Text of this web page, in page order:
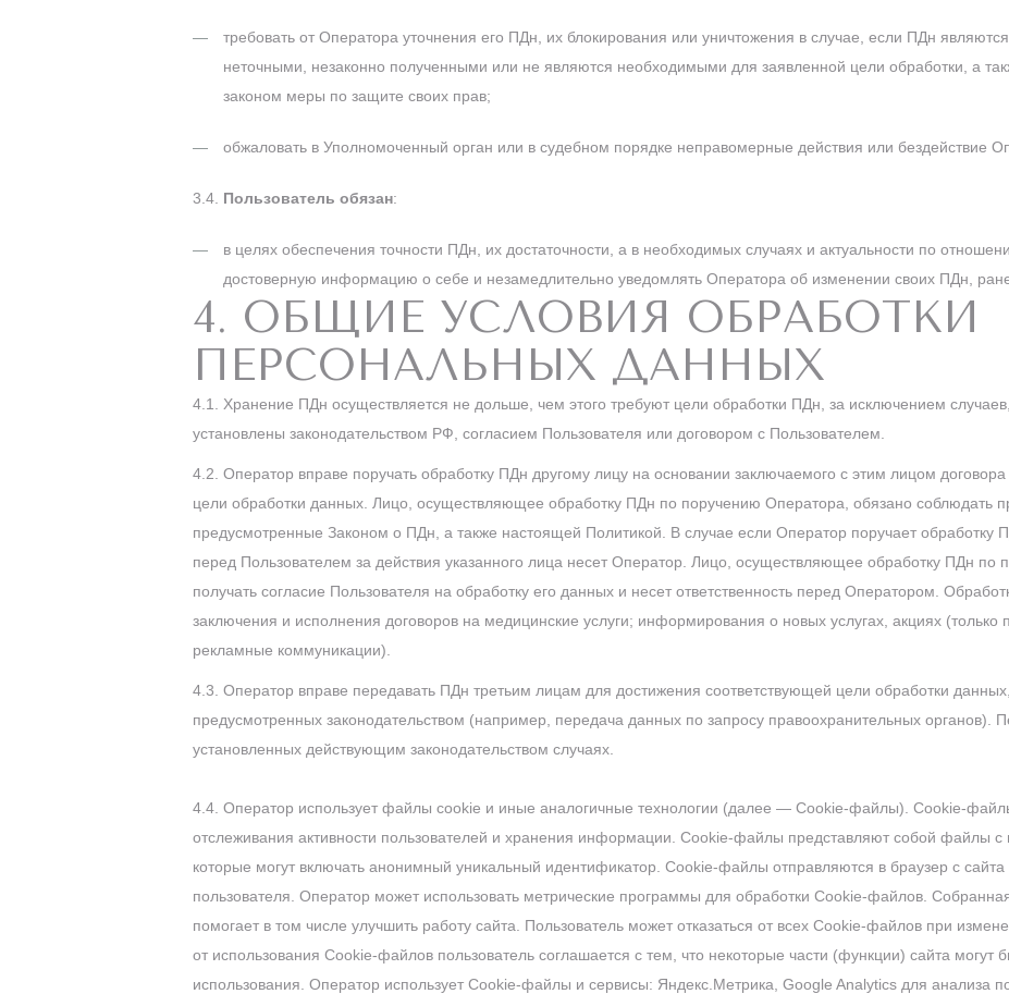
требовать от Оператора уточнения его ПДн, их блокирования или уничтожения в случае, если ПДн
неточными, незаконно полученными или не являются необходимыми для заявленной цели обработки, а
законом меры по защите своих прав;
обжаловать в Уполномоченный орган или в судебном порядке неправомерные действия или бездействие
3.4. Пользователь обязан:
в целях обеспечения точности ПДн, их достаточности, а в необходимых случаях и актуальности по
достоверную информацию о себе и незамедлительно уведомлять Оператора об изменении своих ПДн,
4. ОБЩИЕ УСЛОВИЯ ОБРАБОТКИ
ПЕРСОНАЛЬНЫХ ДАННЫХ
4.1. Хранение ПДн осуществляется не дольше, чем этого требуют цели обработки ПДн, за исключением
установлены законодательством РФ, согласием Пользователя или договором с Пользователем.
4.2. Оператор вправе поручать обработку ПДн другому лицу на основании заключаемого с этим лицом
цели обработки данных. Лицо, осуществляющее обработку ПДн по поручению Оператора, обязано соблюдать
предусмотренные Законом о ПДн, а также настоящей Политикой. В случае если Оператор поручает обработку
перед Пользователем за действия указанного лица несет Оператор. Лицо, осуществляющее обработку ПДн по
получать согласие Пользователя на обработку его данных и несет ответственность перед Оператором.
заключения и исполнения договоров на медицинские услуги; информирования о новых услугах, акциях (только
рекламные коммуникации).
4.3. Оператор вправе передавать ПДн третьим лицам для достижения соответствующей цели обработки данных,
предусмотренных законодательством (например, передача данных по запросу правоохранительных органов).
установленных действующим законодательством случаях.
4.4. Оператор использует файлы cookie и иные аналогичные технологии (далее — Cookie-файлы). Cookie-
отслеживания активности пользователей и хранения информации. Сookie-файлы представляют собой файлы с
которые могут включать анонимный уникальный идентификатор. Cookie-файлы отправляются в браузер с сайта
пользователя. Оператор может использовать метрические программы для обработки Cookie-файлов.
помогает в том числе улучшить работу сайта. Пользователь может отказаться от всех Cookie-файлов при
от использования Сookie-файлов пользователь соглашается с тем, что некоторые части (функции) сайта могут
использования. Оператор использует Cookie-файлы и сервисы: Яндекс.Метрика, Google Analytics для анализа